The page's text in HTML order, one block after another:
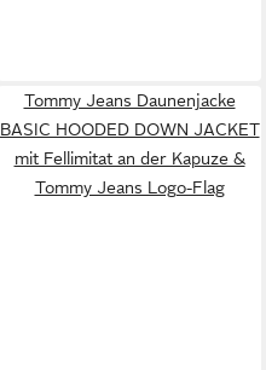
Tommy Jeans Daunenjacke
BASIC HOODED DOWN JACKET
mit Fellimitat an der Kapuze &
Tommy Jeans Logo-Flag